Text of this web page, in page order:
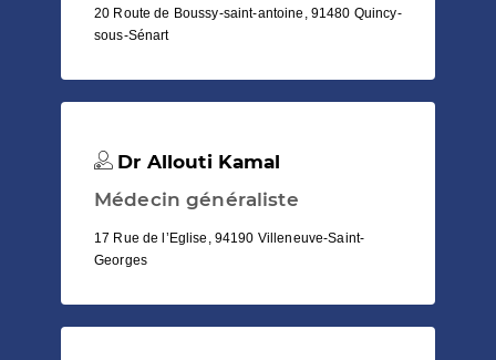
20 Route de Boussy-saint-antoine, 91480 Quincy-
sous-Sénart
Dr Allouti Kamal
Médecin généraliste
17 Rue de l’Eglise, 94190 Villeneuve-Saint-
Georges